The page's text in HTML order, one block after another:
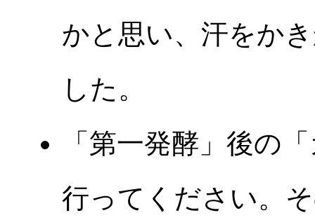
かと思い、汗をか
した。
「第一発酵」後の
行ってください。